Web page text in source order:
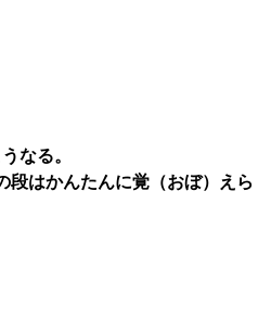
なる。
段はかんたんに覚（おぼ）えら